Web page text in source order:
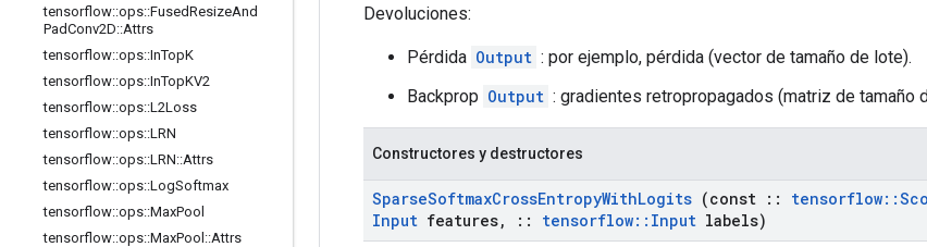
tensorflow::ops::FusedResizeAnd
PadConv2D::Attrs
tensorflow::ops::InTopK
tensorflow::ops::InTopKV2
tensorflow::ops::L2Loss
tensorflow::ops::LRN
tensorflow::ops::LRN::Attrs
tensorflow::ops::LogSoftmax
tensorflow::ops::MaxPool
tensorflow::ops::MaxPool ::Attrs
Devoluciones:
Pérdida Output : por ejemplo, pérdida (vector de tamaño de lote).
Backprop Output : gradientes retropropagados (matriz de tamaño
Constructores y destructores
SparseSoftmaxCrossEntropyWithLogits (const :: tensorflow::
Input features, :: tensorflow:: Input labels)